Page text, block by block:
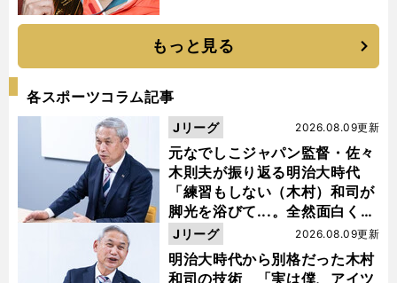
もっと見る
各スポーツコラム記事
元なでしこジャパン監督・佐々
木則夫が振り返る明治大時代
「練習もしない（木村）和司が
脚光を浴びて...。全然面白くな
い４年間でした」
2026.08.09更新
Jリーグ
明治大時代から別格だった木村
和司の技術 「実は僕、アイツ
2026.08.09更新
Jリーグ